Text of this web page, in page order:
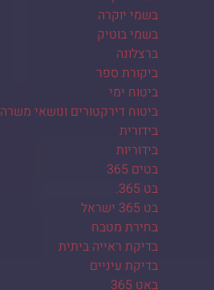
בשמי יוקרה
בשמי בוטיק
ברצלונה
ביקורת ספר
ביטוח ימי
ביטוח דירקטורים ונושאי משרה
בידורית
בידוריות
בטים 365
בט 365.
בט 365 ישראל
בחירת מטבח
בדיקת ראייה ביתית
בדיקת עיניים
באט 365